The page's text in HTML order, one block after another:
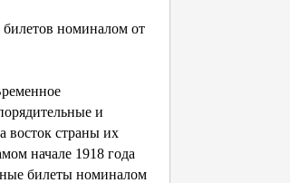
номиналом от
и
восток страны их
начале 1918 года
билеты номиналом